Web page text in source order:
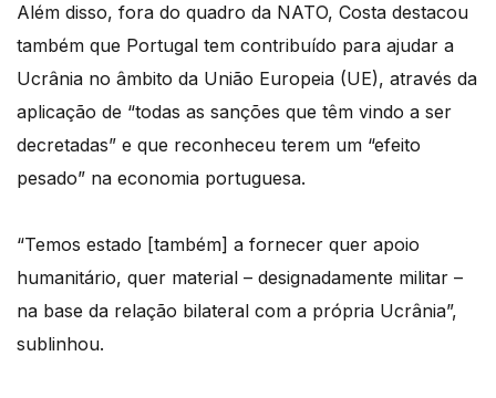
Além disso, fora do quadro da NATO, Costa destacou
também que Portugal tem contribuído para ajudar a
Ucrânia no âmbito da União Europeia (UE), através da
aplicação de “todas as sanções que têm vindo a ser
decretadas” e que reconheceu terem um “efeito
pesado” na economia portuguesa.
“Temos estado [também] a fornecer quer apoio
humanitário, quer material – designadamente militar –
na base da relação bilateral com a própria Ucrânia”,
sublinhou.